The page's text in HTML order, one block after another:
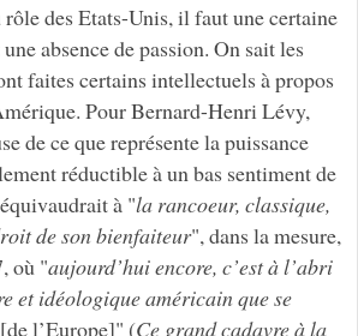
des Etats-Unis, il faut une certaine
absence de passion. On sait les
faites certains intellectuels à propos
Pour Bernard-Henri Lévy,
de ce que représente la puissance
réductible à un bas sentiment de
à "la rancoeur, classique,
de son bienfaiteur", dans la mesure,
où "aujourd’hui encore, c’est à l’abri
et idéologique américain que se
[de l’Europe]" (Ce grand cadavre à la